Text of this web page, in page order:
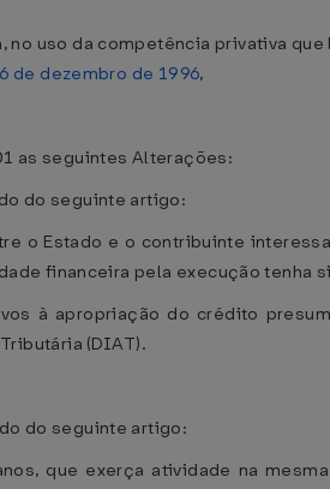
no uso da competência privativa
de dezembro de 1996,
as seguintes Alterações:
do seguinte artigo:
o Estado e o contribuinte
financeira pela execução tenha
à apropriação do crédito
(DIAT).
do seguinte artigo:
que exerça atividade na